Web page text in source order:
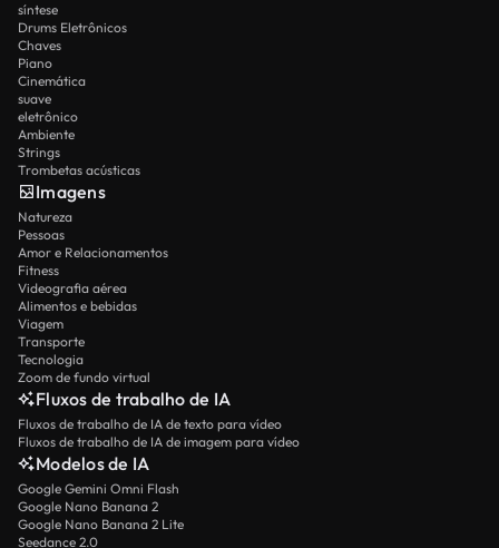
síntese
Drums Eletrônicos
Chaves
Piano
Cinemática
suave
eletrônico
Ambiente
Strings
Trombetas acústicas
Imagens
Natureza
Pessoas
Amor e Relacionamentos
Fitness
Videografia aérea
Alimentos e bebidas
Viagem
Transporte
Tecnologia
Zoom de fundo virtual
Fluxos de trabalho de IA
Fluxos de trabalho de IA de texto para vídeo
Fluxos de trabalho de IA de imagem para vídeo
Modelos de IA
Google Gemini Omni Flash
Google Nano Banana 2
Google Nano Banana 2 Lite
Seedance 2.0